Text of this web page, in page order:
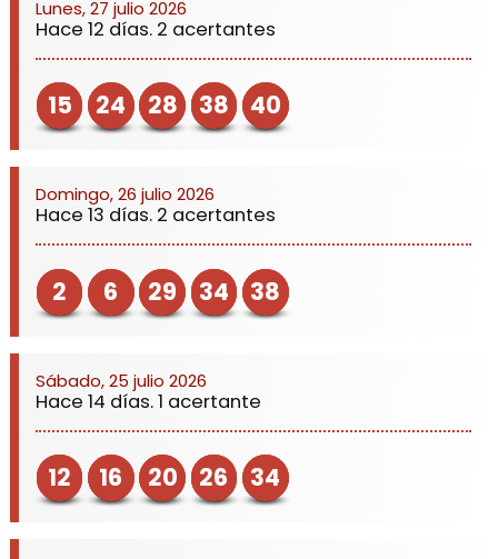
Lunes, 27 julio 2026
Hace 12 días. 2 acertantes
15 24 28 38 40
Domingo, 26 julio 2026
Hace 13 días. 2 acertantes
2 6 29 34 38
Sábado, 25 julio 2026
Hace 14 días. 1 acertante
12 16 20 26 34